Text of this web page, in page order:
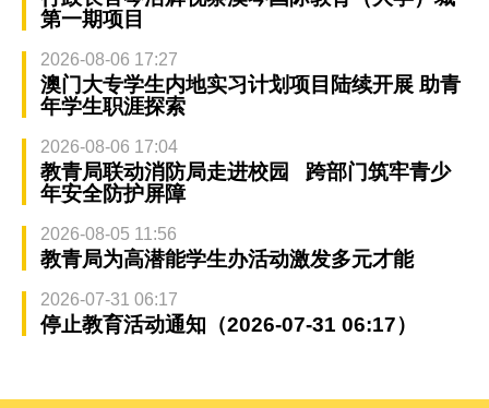
第一期项目
2026-08-06 17:27
澳门大专学生内地实习计划项目陆续开展 助青
年学生职涯探索
2026-08-06 17:04
教青局联动消防局走进校园 跨部门筑牢青少
年安全防护屏障
2026-08-05 11:56
教青局为高潜能学生办活动激发多元才能
2026-07-31 06:17
停止教育活动通知（2026-07-31 06:17）